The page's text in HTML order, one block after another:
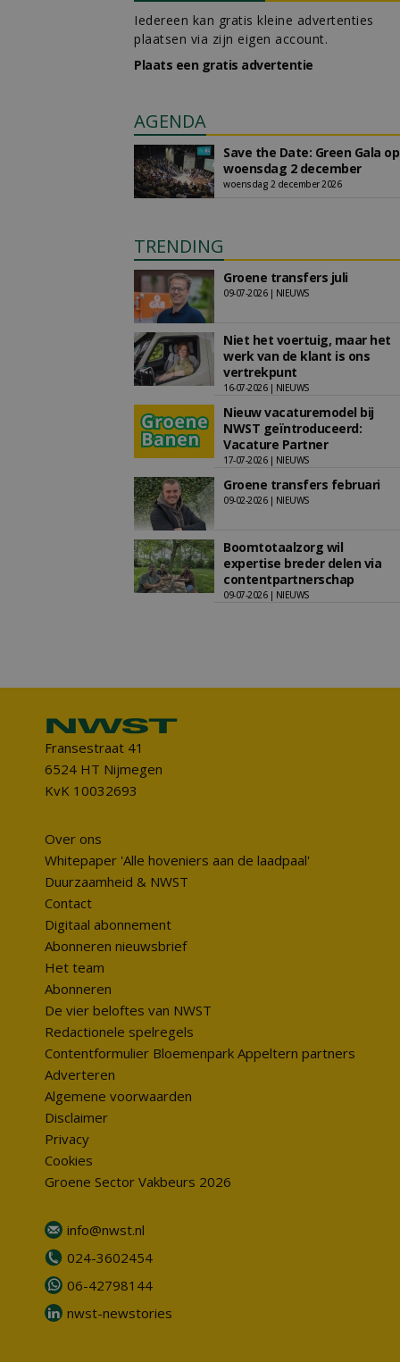
Iedereen kan gratis kleine advertenties
plaatsen via zijn eigen account.
Plaats een gratis advertentie
AGENDA
Save the Date: Green Gala op
woensdag 2 december
woensdag 2 december 2026
TRENDING
Groene transfers juli
09-07-2026 | NIEUWS
Niet het voertuig, maar het
werk van de klant is ons
vertrekpunt
16-07-2026 | NIEUWS
Nieuw vacaturemodel bij
NWST geïntroduceerd:
Vacature Partner
17-07-2026 | NIEUWS
Groene transfers februari
09-02-2026 | NIEUWS
Boomtotaalzorg wil
expertise breder delen via
contentpartnerschap
09-07-2026 | NIEUWS
Fransestraat 41
6524 HT Nijmegen
KvK 10032693
Over ons
Whitepaper 'Alle hoveniers aan de laadpaal'
Duurzaamheid & NWST
Contact
Digitaal abonnement
Abonneren nieuwsbrief
Het team
Abonneren
De vier beloftes van NWST
Redactionele spelregels
Contentformulier Bloemenpark Appeltern partners
Adverteren
Algemene voorwaarden
Disclaimer
Privacy
Cookies
Groene Sector Vakbeurs 2026
info@nwst.nl
024-3602454
06-42798144
nwst-newstories